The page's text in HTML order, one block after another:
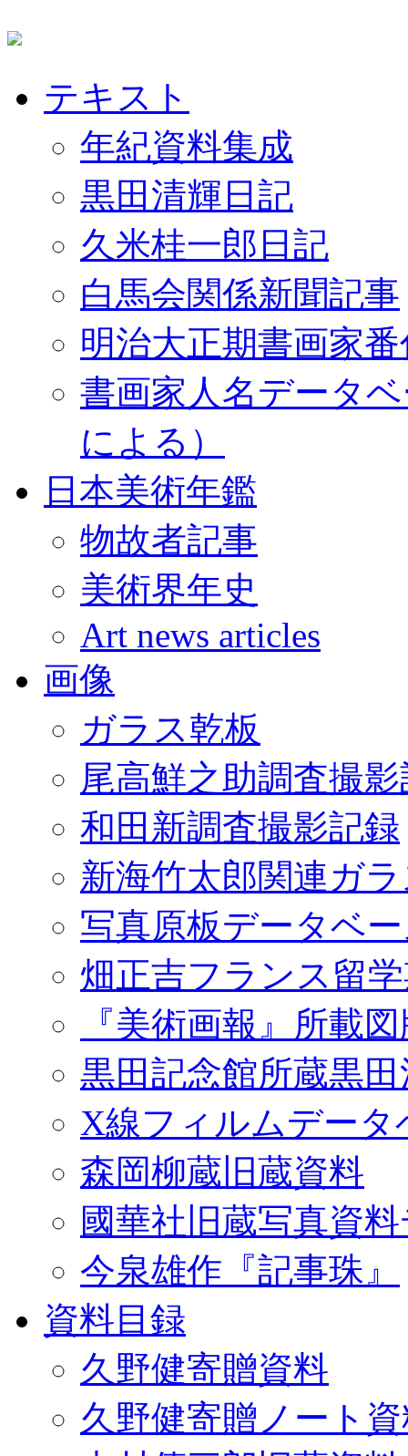
テキスト
年紀資料集成
黒田清輝日記
久米桂一郎日記
白馬会関係新聞記事
明治大正期書画家
書画家人名データ
による）
日本美術年鑑
物故者記事
美術界年史
Art news articles
画像
ガラス乾板
尾高鮮之助調査撮
和田新調査撮影記録
新海竹太郎関連ガ
写真原板データベ
畑正吉フランス留
『美術画報』所載
黒田記念館所蔵黒
X線フィルムデータ
森岡柳蔵旧蔵資料
國華社旧蔵写真資
今泉雄作『記事珠』
資料目録
久野健寄贈資料
久野健寄贈ノート